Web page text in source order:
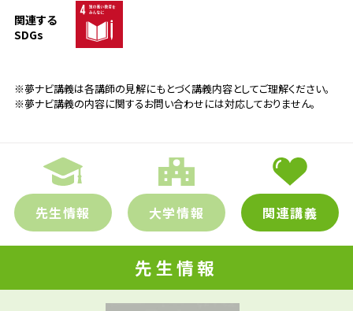
関連する
SDGs
※夢ナビ講義は各講師の見解にもとづく講義内容としてご理解ください。
※夢ナビ講義の内容に関するお問い合わせには対応しておりません。
先生情報 大学情報 関連講義
先生情報
先生の学問へのきっかけは？
私は英語を学ぶことが好きで、中学生の頃か
先輩たちはどんな仕事に携わって